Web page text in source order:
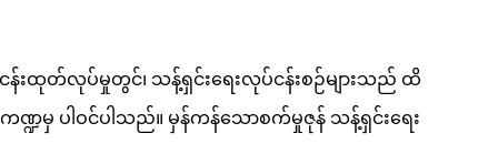
းထုတ်လုပ်မှုတွင်၊ သန့်ရှင်းရေးလုပ်ငန်းစဉ်များသည် ထိ
မှ ပါဝင်ပါသည်။ မှန်ကန်သောစက်မှုဇုန် သန့်ရှင်းရေး